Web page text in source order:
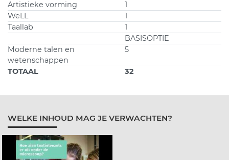
Artistieke vorming
1
WeLL
1
Taallab
1
BASISOPTIE
Moderne talen en
wetenschappen
5
TOTAAL 32
WELKE INHOUD MAG JE VERWACHTEN?